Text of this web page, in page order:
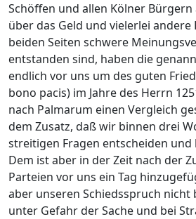
Schöffen und allen Kölner
über das Geld und vielerlei andere
beiden Seiten schwere
entstanden sind, haben die
endlich vor uns um des guten
bono pacis) im Jahre des Herrn
nach Palmarum einen Vergleich
dem Zusatz, daß wir binnen drei
streitigen Fragen entscheiden und
Dem ist aber in der Zeit nach der
Parteien vor uns ein Tag
aber unseren Schiedsspruch nicht
unter Gefahr der Sache und bei